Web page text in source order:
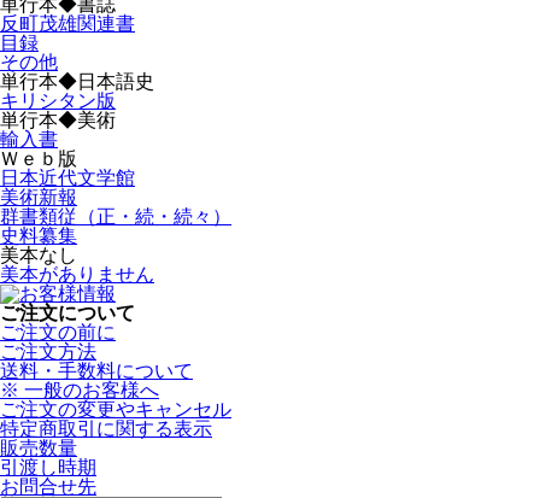
単行本◆書誌
反町茂雄関連書
目録
その他
単行本◆日本語史
キリシタン版
単行本◆美術
輸入書
Ｗｅｂ版
日本近代文学館
美術新報
群書類従（正・続・続々）
史料纂集
美本なし
美本がありません
ご注文について
ご注文の前に
ご注文方法
送料・手数料について
※ 一般のお客様へ
ご注文の変更やキャンセル
特定商取引に関する表示
販売数量
引渡し時期
お問合せ先